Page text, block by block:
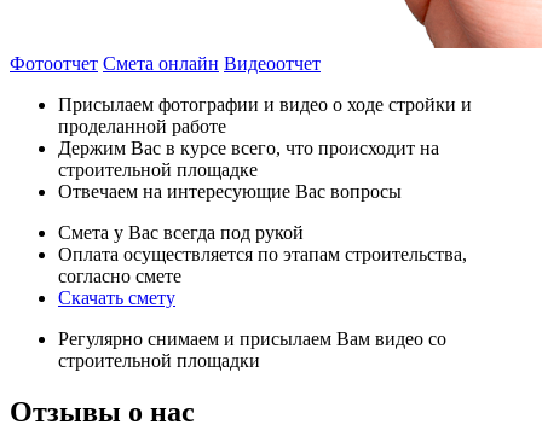
Фотоотчет Смета онлайн Видеоотчет
Присылаем фотографии и видео о ходе стройки и
проделанной работе
Держим Вас в курсе всего, что происходит на
строительной площадке
Отвечаем на интересующие Вас вопросы
Смета у Вас всегда под рукой
Оплата осуществляется по этапам строительства,
согласно смете
Скачать смету
Регулярно снимаем и присылаем Вам видео со
строительной площадки
Отзывы о нас